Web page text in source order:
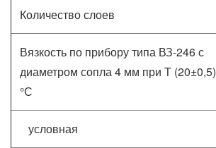
Количество слоев
Вязкость по прибору типа ВЗ-246 с
диаметром сопла 4 мм при Т (20±0,5)
°С
условная